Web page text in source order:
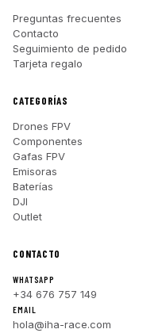
Preguntas frecuentes
Contacto
Seguimiento de pedido
Tarjeta regalo
CATEGORÍAS
Drones FPV
Componentes
Gafas FPV
Emisoras
Baterías
DJI
Outlet
CONTACTO
WHATSAPP
+34 676 757 149
EMAIL
hola@iha-race.com